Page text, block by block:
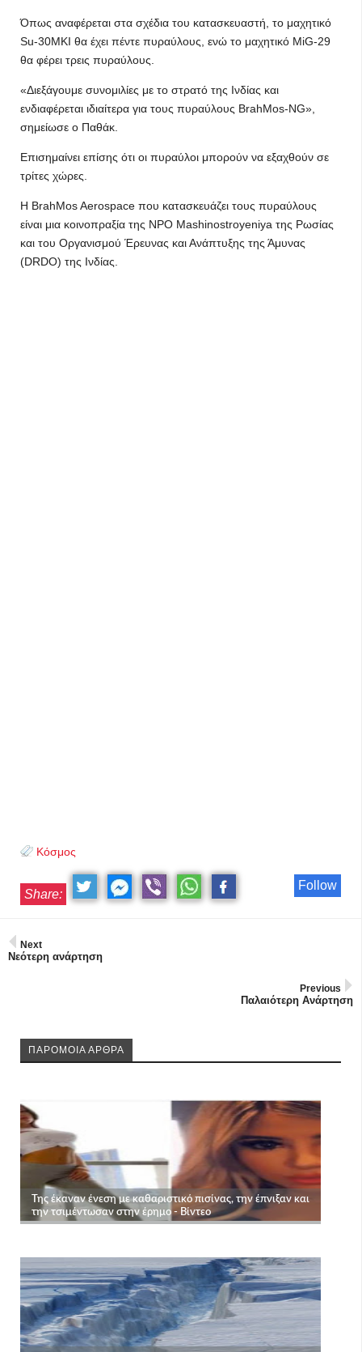
Όπως αναφέρεται στα σχέδια του κατασκευαστή, το μαχητικό
Su-30MKI θα έχει πέντε πυραύλους, ενώ το μαχητικό MiG-29
θα φέρει τρεις πυραύλους.
«Διεξάγουμε συνομιλίες με το στρατό της Ινδίας και
ενδιαφέρεται ιδιαίτερα για τους πυραύλους BrahMos-NG»,
σημείωσε ο Παθάκ.
Επισημαίνει επίσης ότι οι πυραύλοι μπορούν να εξαχθούν σε
τρίτες χώρες.
Η BrahMos Aerospace που κατασκευάζει τους πυραύλους
είναι μια κοινοπραξία της NPO Mashinostroyeniya της Ρωσίας
και του Οργανισμού Έρευνας και Ανάπτυξης της Άμυνας
(DRDO) της Ινδίας.
Κόσμος
Follow
Share:
Next
Νεότερη ανάρτηση
Previous
Παλαιότερη Ανάρτηση
ΠΑΡΟΜΟΙΑ ΑΡΘΡΑ